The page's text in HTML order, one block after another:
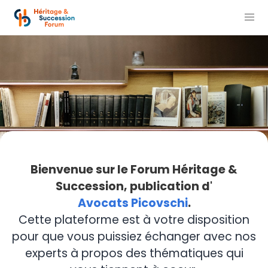
Bienvenue sur le Forum Héritage &
Succession, publication d'
Avocats Picovschi.
Cette plateforme est à votre disposition
pour que vous puissiez échanger avec nos
experts à propos des thématiques qui